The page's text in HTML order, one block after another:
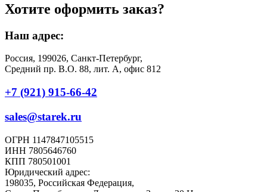
Хотите оформить заказ?
Наш адрес:
Россия, 199026, Санкт-Петербург,
Средний пр. В.О. 88, лит. А, офис 812
+7 (921) 915-66-42
sales@starek.ru
ОГРН 1147847105515
ИНН 7805646760
КПП 780501001
Юридический адрес:
198035, Российская Федерация,